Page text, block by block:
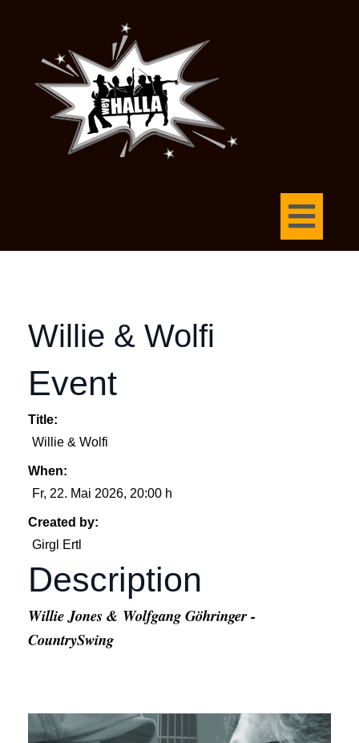
Willie & Wolfi
Event
Title:
Willie & Wolfi
When:
Fr, 22. Mai 2026, 20:00 h
Created by:
Girgl Ertl
Description
Willie Jones & Wolfgang Göhringer -
CountrySwing